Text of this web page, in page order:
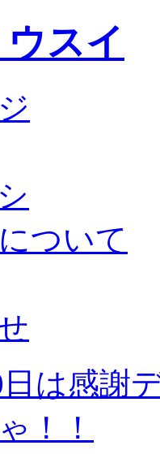
スイ
ついて
は感謝
！！